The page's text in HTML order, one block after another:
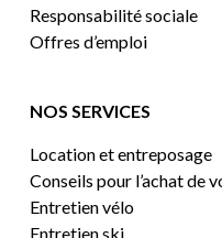
Responsabilité sociale
Offres d’emploi
NOS SERVICES
Location et entreposage
Conseils pour l’achat de
Entretien vélo
Entretien ski